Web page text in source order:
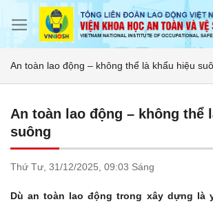
An toàn lao động – không thể là khẩu hiệu
An toàn lao động – không thể
suông
Thứ Tư, 31/12/2025, 09:03 Sáng
Dù an toàn lao động trong xây dựng là